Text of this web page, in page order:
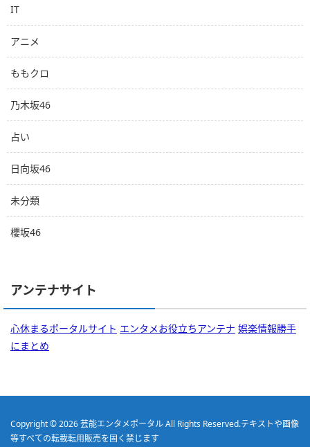
IT
アニメ
ももクロ
乃木坂46
占い
日向坂46
未分類
櫻坂46
アンテナサイト
心休まるポータルサイト エンタメお役立ちアンテナ 娯楽情報勝手
にまとめ
Copyright © 2026芸能エンタメポータルAll Rights Reserved.テキストや画像
等すべての転載転用販売を固く禁じます